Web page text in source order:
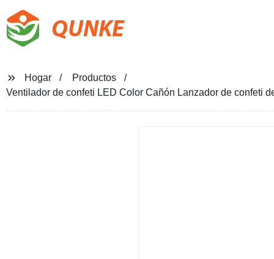
QUNKE
Hogar
Productos
Ventilador de confeti LED Color Cañón Lanzador de confeti